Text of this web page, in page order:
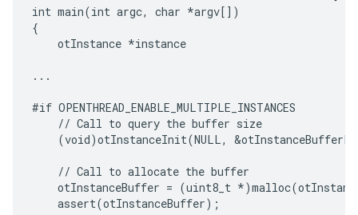
int main(int argc, char *argv[])
{
    otInstance *instance
...
#if OPENTHREAD_ENABLE_MULTIPLE_INSTANCES
    // Call to query the buffer size
(void)otInstanceInit(NULL,
    // Call to allocate the buffer
otInstanceBuffer = (uint8_t
    assert(otInstanceBuffer);